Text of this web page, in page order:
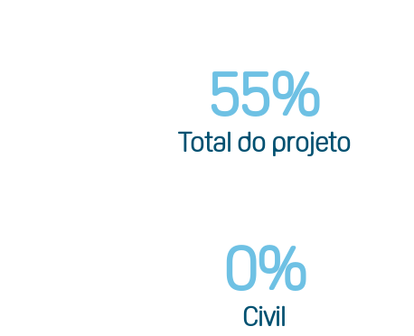
Total do projeto
55%
Civil
0%